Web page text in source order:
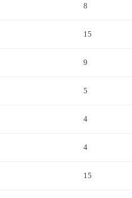
8
15
9
5
4
4
15